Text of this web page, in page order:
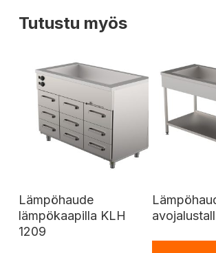
Tutustu myös
Lämpöhaude
lämpökaapilla KLH
1209